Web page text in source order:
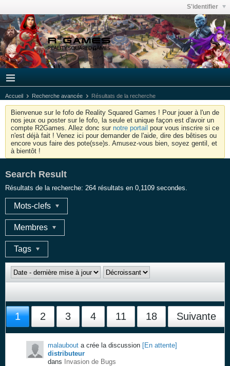
S'identifier
Accueil Recherche avancée Résultats de la recherche
Bienvenue sur le fofo de Reality Squared Games ! Pour jouer à l'un de
nos jeux ou poster sur le fofo, la seule et unique façon est d'avoir un
compte R2Games. Allez donc sur notre portail pour vous inscrire si ce
n'est déjà fait ! Venez ici pour demander de l'aide, dire des bêtises ou
encore vous faire des pote(sse)s. Amusez-vous bien, soyez gentil, et
à bientôt !
Search Result
Résultats de la recherche: 264 résultats en 0,1109 secondes.
Mots-clefs
Membres
Tags
1 2 3 4 11 18 Suivante
malaubout a crée la discussion [En attente]
distributeur
dans
Invasion de Bugs